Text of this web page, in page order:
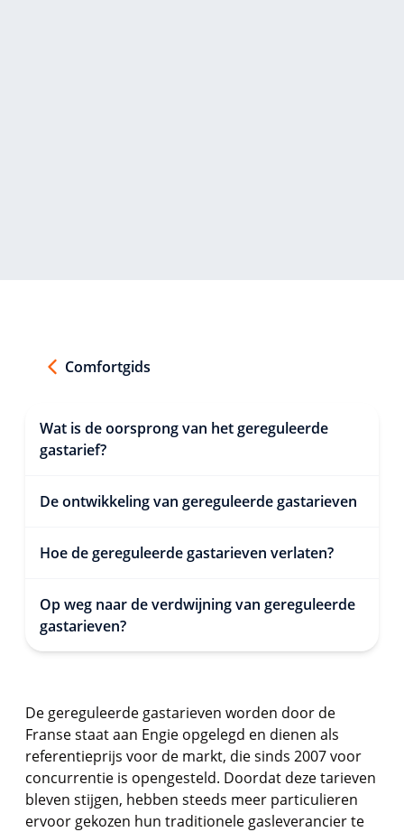
Comfortgids
Wat is de oorsprong van het gereguleerde
gastarief?
De ontwikkeling van gereguleerde gastarieven
Hoe de gereguleerde gastarieven verlaten?
Op weg naar de verdwijning van gereguleerde
gastarieven?
De gereguleerde gastarieven worden door de
Franse staat aan Engie opgelegd en dienen als
referentieprijs voor de markt, die sinds 2007 voor
concurrentie is opengesteld. Doordat deze tarieven
bleven stijgen, hebben steeds meer particulieren
ervoor gekozen hun traditionele gasleverancier te